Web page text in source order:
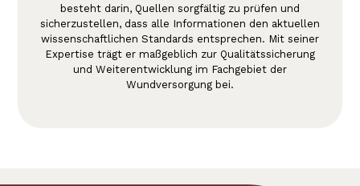
besteht darin, Quellen sorgfältig zu prüfen und
sicherzustellen, dass alle Informationen den aktuellen
wissenschaftlichen Standards entsprechen. Mit seiner
Expertise trägt er maßgeblich zur Qualitätssicherung
und Weiterentwicklung im Fachgebiet der
Wundversorgung bei.